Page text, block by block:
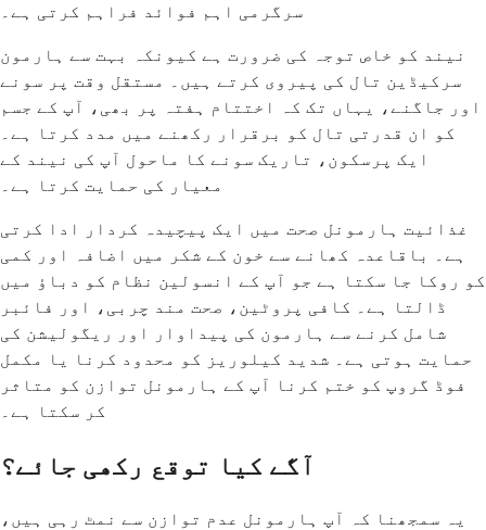
سرگرمی اہم فوائد فراہم کرتی ہے۔
نیند کو خاص توجہ کی ضرورت ہے کیونکہ بہت سے ہارمون
سرکیڈین تال کی پیروی کرتے ہیں۔ مستقل وقت پر سونے
اور جاگنے، یہاں تک کہ اختتام ہفتہ پر بھی، آپ کے جسم
کو ان قدرتی تال کو برقرار رکھنے میں مدد کرتا ہے۔
ایک پرسکون، تاریک سونے کا ماحول آپ کی نیند کے
معیار کی حمایت کرتا ہے۔
غذائیت ہارمونل صحت میں ایک پیچیدہ کردار ادا کرتی
ہے۔ باقاعدہ کھانے سے خون کے شکر میں اضافہ اور کمی
کو روکا جا سکتا ہے جو آپ کے انسولین نظام کو دباؤ میں
ڈالتا ہے۔ کافی پروٹین، صحت مند چربی، اور فائبر
شامل کرنے سے ہارمون کی پیداوار اور ریگولیشن کی
حمایت ہوتی ہے۔ شدید کیلوریز کو محدود کرنا یا مکمل
فوڈ گروپ کو ختم کرنا آپ کے ہارمونل توازن کو متاثر
کر سکتا ہے۔
آگے کیا توقع رکھی جائے؟
یہ سمجھنا کہ آپ ہارمونل عدم توازن سے نمٹ رہی ہیں،